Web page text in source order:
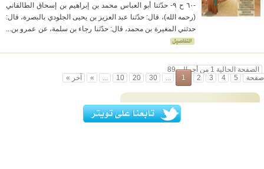
-٦٠ ح ٩- حدّثنا أبو العباس محمد بن إبراهيم بن إسحاق الطالقاني
(رحمه الله)، قال: حدّثنا عبد العزيز بن يحيى الجلودي بالبصرة، قال:
حدثني المغيرة بن محمد، قال: حدّثنا رجاء بن سلمة، عن عمرو بن...
الصفحة الحالية 1 من أجمالي 89
صفحة
1 2 3 4 5
...
10 20 30
...
» آخر »